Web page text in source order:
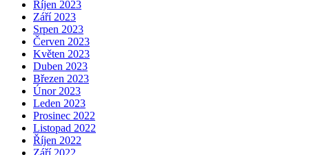
Říjen 2023
Září 2023
Srpen 2023
Červen 2023
Květen 2023
Duben 2023
Březen 2023
Únor 2023
Leden 2023
Prosinec 2022
Listopad 2022
Říjen 2022
Září 2022